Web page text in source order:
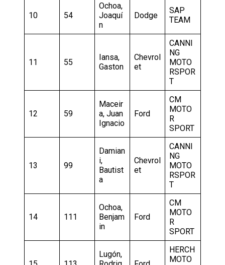
10 54
Ochoa,
Joaquí
n
Dodge
SAP
TEAM
11 55
Iansa,
Gaston
Chevrol
et
CANNI
NG
MOTO
RSPOR
T
12 59
Maceir
a, Juan
Ignacio
Ford
CM
MOTO
R
SPORT
13 99
Damian
i,
Bautist
a
Chevrol
et
CANNI
NG
MOTO
RSPOR
T
14 111
Ochoa,
Benjam
in
Ford
CM
MOTO
R
SPORT
Lugón,
HERCH
MOTO